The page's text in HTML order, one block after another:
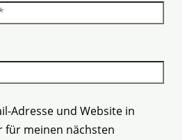
Adresse und Website in
für meinen nächsten